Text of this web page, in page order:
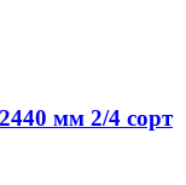
мм 2/4 сорт